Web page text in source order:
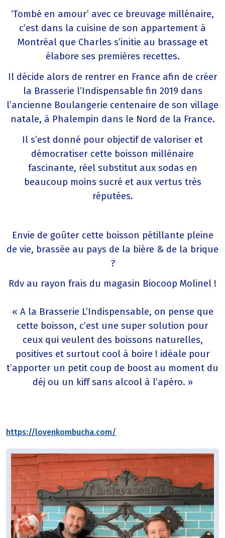
‘Tombé en amour’ avec ce breuvage millénaire,
c’est dans la cuisine de son appartement à
Montréal que Charles s’initie au brassage et
élabore ses premières recettes.
Il décide alors de rentrer en France afin de créer
la Brasserie l’Indispensable fin 2019 dans
l’ancienne Boulangerie centenaire de son village
natale, à Phalempin dans le Nord de la France.
Il s’est donné pour objectif de valoriser et
démocratiser cette boisson millénaire
fascinante, réel substitut aux sodas en
beaucoup moins sucré et aux vertus très
réputées.
Envie de goûter cette boisson pétillante pleine
de vie, brassée au pays de la bière & de la brique
?
Rdv au rayon frais du magasin Biocoop Molinel !
« A la Brasserie L’Indispensable, on pense que
cette boisson, c’est une super solution pour
ceux qui veulent des boissons naturelles,
positives et surtout cool à boire ! idéale pour
t’apporter un petit coup de boost au moment du
déj ou un kiff sans alcool à l’apéro. »
https://lovenkombucha.com/